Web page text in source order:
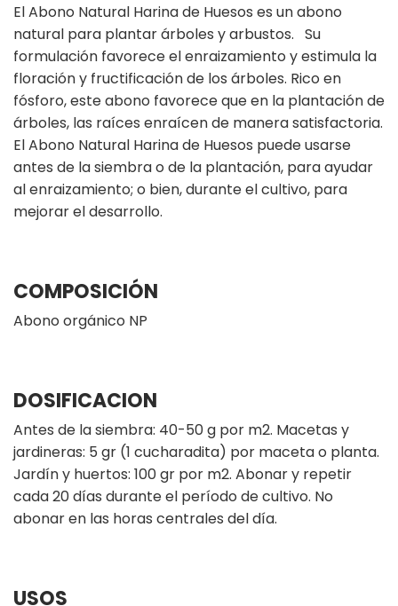
El Abono Natural Harina de Huesos es un abono
natural para plantar árboles y arbustos. Su
formulación favorece el enraizamiento y estimula la
floración y fructificación de los árboles. Rico en
fósforo, este abono favorece que en la plantación de
árboles, las raíces enraícen de manera satisfactoria.
El Abono Natural Harina de Huesos puede usarse
antes de la siembra o de la plantación, para ayudar
al enraizamiento; o bien, durante el cultivo, para
mejorar el desarrollo.
COMPOSICIÓN
Abono orgánico NP
DOSIFICACION
Antes de la siembra: 40-50 g por m2. Macetas y
jardineras: 5 gr (1 cucharadita) por maceta o planta.
Jardín y huertos: 100 gr por m2. Abonar y repetir
cada 20 días durante el período de cultivo. No
abonar en las horas centrales del día.
USOS